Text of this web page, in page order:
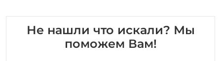
Не нашли что искали? Мы
поможем Вам!